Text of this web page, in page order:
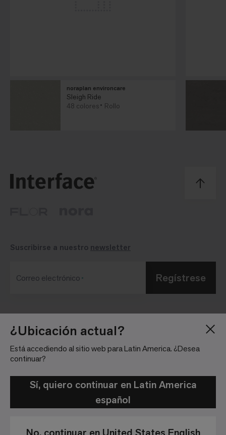
¿Ubicación actual?
Está accediendo al sitio web para Latin America. ¿Desea
continuar?
Sí, quiero continuar en Latin America
español
noraplan environcare
Sleigh Ride
48 colores
Rollo
Blog
Trabaja con nosotros
Ubicaciones
Sala de Prensa
Inversionistas
comunidad
Suscribirse a nuestro newsletter
Correo electrónico Regístrese